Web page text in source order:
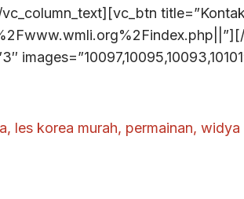
, les korea murah, permainan, widya